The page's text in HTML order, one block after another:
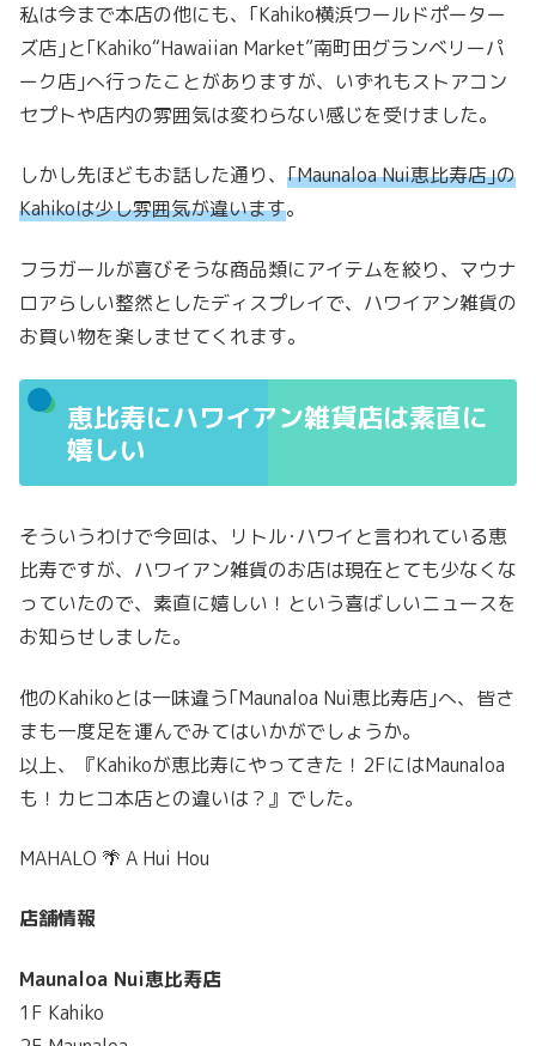
私は今まで本店の他にも、｢Kahiko横浜ワールドポーター
ズ店｣と｢Kahiko“Hawaiian Market”南町田グランベリーパ
ーク店｣へ行ったことがありますが、いずれもストアコン
セプトや店内の雰囲気は変わらない感じを受けました。
しかし先ほどもお話した通り、 ｢Maunaloa Nui恵比寿店｣の
Kahikoは少し雰囲気が違います。
フラガールが喜びそうな商品類にアイテムを絞り、マウナ
ロアらしい整然としたディスプレイで、ハワイアン雑貨の
お買い物を楽しませてくれます。
恵比寿にハワイアン雑貨店は素直に
嬉しい
そういうわけで今回は、リトル･ハワイと言われている恵
比寿ですが、ハワイアン雑貨のお店は現在とても少なくな
っていたので、素直に嬉しい！という喜ばしいニュースを
お知らせしました。
他のKahikoとは一味違う｢Maunaloa Nui恵比寿店｣へ、皆さ
まも一度足を運んでみてはいかがでしょうか。
以上、『Kahikoが恵比寿にやってきた！2FにはMaunaloa
も！カヒコ本店との違いは？』でした。
MAHALO 🌴 A Hui Hou
店舗情報
Maunaloa Nui恵比寿店
1F Kahiko